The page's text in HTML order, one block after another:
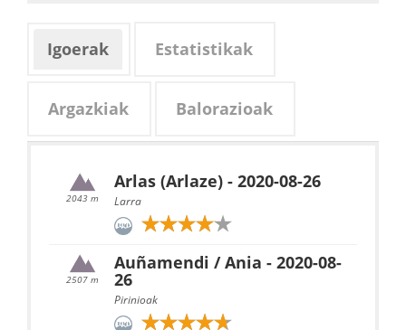
Igoerak Estatistikak
Argazkiak Balorazioak
2043 m
Arlas (Arlaze) - 2020-08-26
Larra
2507 m
Auñamendi / Ania - 2020-08-
26
Pirinioak